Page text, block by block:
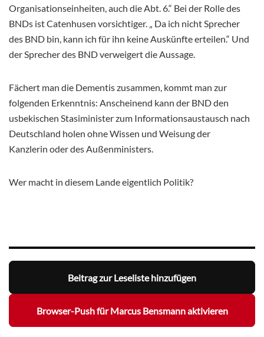
Organisationseinheiten, auch die Abt. 6.“ Bei der Rolle des
BNDs ist Catenhusen vorsichtiger. „ Da ich nicht Sprecher
des BND bin, kann ich für ihn keine Auskünfte erteilen.“ Und
der Sprecher des BND verweigert die Aussage.
Fächert man die Dementis zusammen, kommt man zur
folgenden Erkenntnis: Anscheinend kann der BND den
usbekischen Stasiminister zum Informationsaustausch nach
Deutschland holen ohne Wissen und Weisung der
Kanzlerin oder des Außenministers.
Wer macht in diesem Lande eigentlich Politik?
Beitrag zur Leseliste hinzufügen
Browser-Push für Marcus Bensmann aktivieren